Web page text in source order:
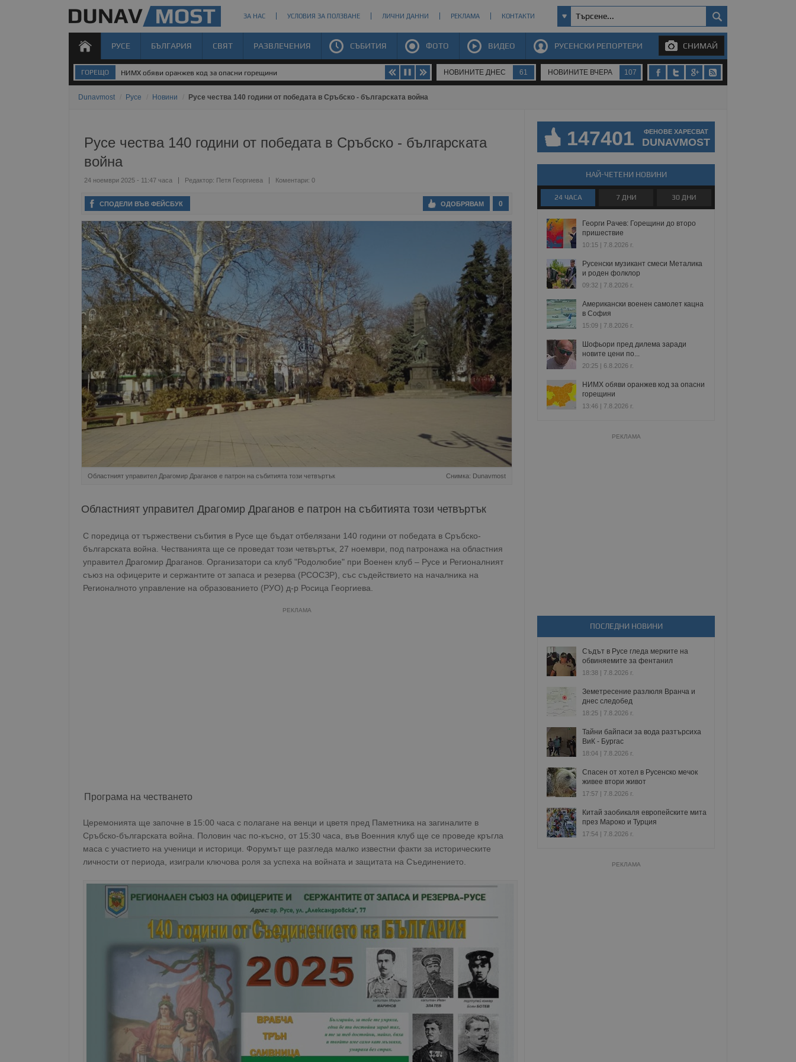
ЗА НАС УСЛОВИЯ ЗА ПОЛЗВАНЕ ЛИЧНИ ДАННИ РЕКЛАМА КОНТАКТИ
РУСЕ БЪЛГАРИЯ СВЯТ РАЗВЛЕЧЕНИЯ СЪБИТИЯ ФОТО ВИДЕО РУСЕНСКИ РЕПОРТЕРИ СНИМАЙ
ГОРЕЩО НИМХ обяви оранжев код за опасни горещини НОВИНИТЕ ДНЕС 61 НОВИНИТЕ ВЧЕРА 107
Dunavmost Русе Новини Русе чества 140 години от победата в Сръбско - българската война
Русе чества 140 години от победата в Сръбско - българската
война
24 ноември 2025 - 11:47 часа Редактор: Петя Георгиева Коментари: 0
СПОДЕЛИ ВЪВ ФЕЙСБУК 0
ОДОБРЯВАМ
Областният управител Драгомир Драганов е патрон на събитията този четвъртък Снимка: Dunavmost
Областният управител Драгомир Драганов е патрон на събитията този четвъртък
С поредица от тържествени събития в Русе ще бъдат отбелязани 140 години от победата в Сръбско-
българската война. Честванията ще се проведат този четвъртък, 27 ноември, под патронажа на областния
управител Драгомир Драганов. Организатори са клуб "Родолюбие" при Военен клуб – Русе и Регионалният
съюз на офицерите и сержантите от запаса и резерва (РСОСЗР), със съдействието на началника на
Регионалното управление на образованието (РУО) д-р Росица Георгиева.
РЕКЛАМА
Програма на честването
Церемонията ще започне в 15:00 часа с полагане на венци и цветя пред Паметника на загиналите в
Сръбско-българската война. Половин час по-късно, от 15:30 часа, във Военния клуб ще се проведе кръгла
маса с участието на ученици и историци. Форумът ще разгледа малко известни факти за историческите
личности от периода, изиграли ключова роля за успеха на войната и защитата на Съединението.
147401 ФЕНОВЕ ХАРЕСВАТ
DUNAVMOST
НАЙ-ЧЕТЕНИ НОВИНИ
24 ЧАСА 7 ДНИ 30 ДНИ
Георги Рачев: Горещини до второ
пришествие
10:15 | 7.8.2026 г.
Русенски музикант смеси Металика
и роден фолклор
09:32 | 7.8.2026 г.
Американски военен самолет кацна
в София
15:09 | 7.8.2026 г.
Шофьори пред дилема заради
новите цени по...
20:25 | 6.8.2026 г.
НИМХ обяви оранжев код за опасни
горещини
13:46 | 7.8.2026 г.
РЕКЛАМА
ПОСЛЕДНИ НОВИНИ
Съдът в Русе гледа мерките на
обвиняемите за фентанил
18:38 | 7.8.2026 г.
Земетресение разлюля Вранча и
днес следобед
18:25 | 7.8.2026 г.
Тайни байпаси за вода разтърсиха
ВиК - Бургас
18:04 | 7.8.2026 г.
Спасен от хотел в Русенско мечок
живее втори живот
17:57 | 7.8.2026 г.
Китай заобикаля европейските мита
през Мароко и Турция
17:54 | 7.8.2026 г.
РЕКЛАМА